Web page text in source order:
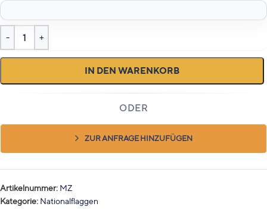
IN DEN WARENKORB
ZUR ANFRAGE HINZUFÜGEN
Artikelnummer: MZ
Kategorie: Nationalflaggen